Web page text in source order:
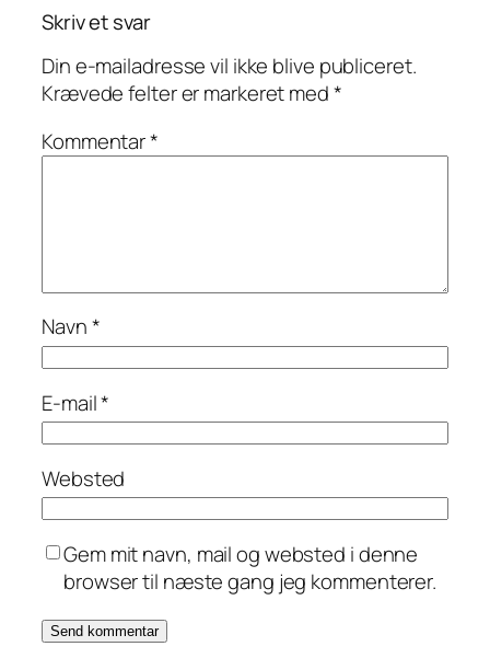
Skriv et svar
Din e-mailadresse vil ikke blive publiceret.
Krævede felter er markeret med*
Kommentar*
Navn*
E-mail*
Websted
Gem mit navn, mail og websted i denne
browser til næste gang jeg kommenterer.